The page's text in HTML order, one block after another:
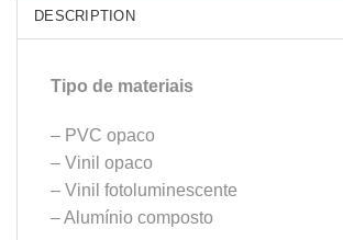
DESCRIPTION
Tipo de materiais
– PVC opaco
– Vinil opaco
– Vinil fotoluminescente
– Alumínio composto